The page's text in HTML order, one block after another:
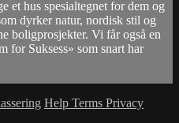
et hus spesialtegnet for dem og
dyrker natur, nordisk stil og
boligprosjekter. Vi får også en
for Suksess» som snart har
Help Terms Privacy